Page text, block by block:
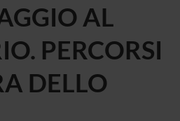
AL
PERCORSI
DELLO